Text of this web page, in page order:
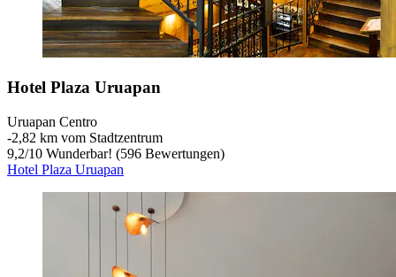
Hotel Plaza Uruapan
Uruapan Centro
‐2,82 km vom Stadtzentrum
9,2/10 Wunderbar! (596 Bewertungen)
Hotel Plaza Uruapan